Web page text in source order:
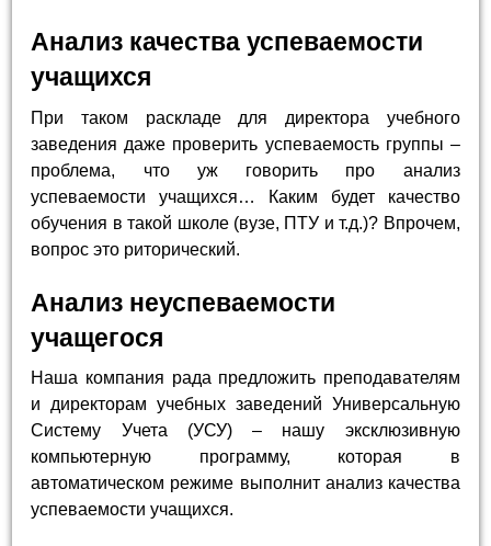
Анализ качества успеваемости
учащихся
При таком раскладе для директора учебного
заведения даже проверить успеваемость группы –
проблема, что уж говорить про анализ
успеваемости учащихся… Каким будет качество
обучения в такой школе (вузе, ПТУ и т.д.)? Впрочем,
вопрос это риторический.
Анализ неуспеваемости
учащегося
Наша компания рада предложить преподавателям
и директорам учебных заведений Универсальную
Систему Учета (УСУ) – нашу эксклюзивную
компьютерную программу, которая в
автоматическом режиме выполнит анализ качества
успеваемости учащихся.